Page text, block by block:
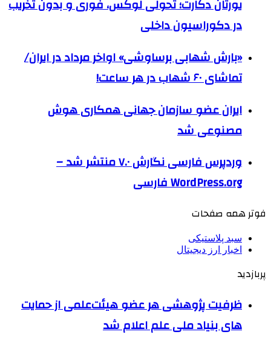
یورتان دکارت؛ تحولی لوکس، فوری و بدون تخریب
در دکوراسیون داخلی
«بارش شهابی برساوشی» اواخر مرداد در ایران/
تماشای ۶۰ شهاب در هر ساعت!
ایران عضو سازمان جهانی همکاری هوش
مصنوعی شد
وردپرس فارسی نگارش ۷.۰ منتشر شد –
WordPress.org فارسی
فوتر همه صفحات
سبد پلاستیکی
اخبار ارز دیجیتال
پربازدید
ظرفیت پژوهشی هر عضو هیئت‌علمی از حمایت
های بنیاد ملی علم اعلام شد